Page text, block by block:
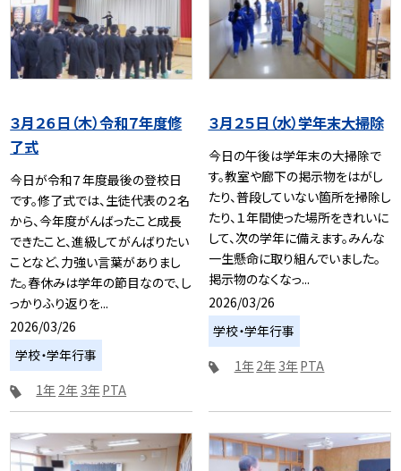
３月２６日（木）令和７年度修
了式
今日が令和７年度最後の登校日
です。修了式では、生徒代表の２名
から、今年度がんばったこと成長
できたこと、進級してがんばりたい
ことなど、力強い言葉がありまし
た。春休みは学年の節目なので、し
っかりふり返りを...
2026/03/26
学校・学年行事
1年 2年 3年PTA
３月２５日（水）学年末大掃除
今日の午後は学年末の大掃除で
す。教室や廊下の掲示物をはがし
たり、普段していない箇所を掃除し
たり、１年間使った場所をきれいに
して、次の学年に備えます。みんな
一生懸命に取り組んでいました。
掲示物のなくなっ...
2026/03/26
学校・学年行事
1年2年 3年PTA